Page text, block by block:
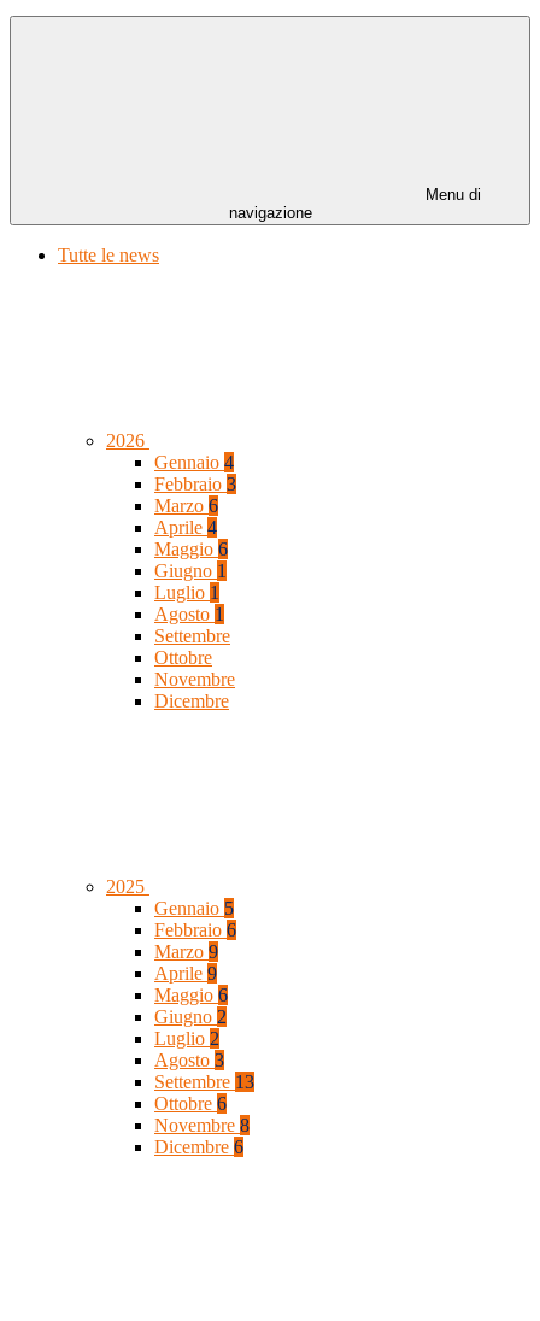
Menu di
navigazione
Tutte le news
2026
Gennaio 4
Febbraio 3
Marzo 6
Aprile 4
Maggio 6
Giugno 1
Luglio 1
Agosto 1
Settembre
Ottobre
Novembre
Dicembre
2025
Gennaio 5
Febbraio 6
Marzo 9
Aprile 9
Maggio 6
Giugno 2
Luglio 2
Agosto 3
Settembre 13
Ottobre 6
Novembre 8
Dicembre 6